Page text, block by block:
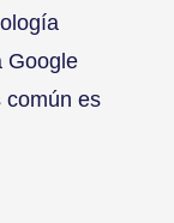
Google
común es